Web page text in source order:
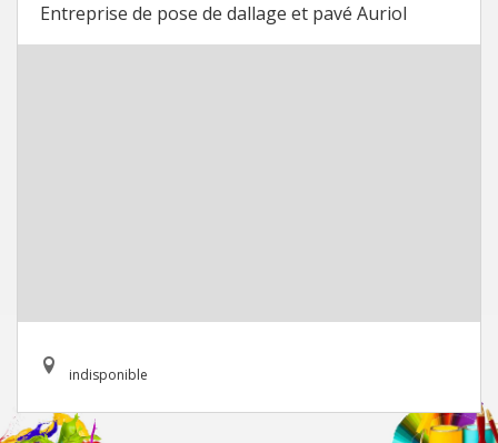
Entreprise de pose de dallage et pavé Auriol
indisponible